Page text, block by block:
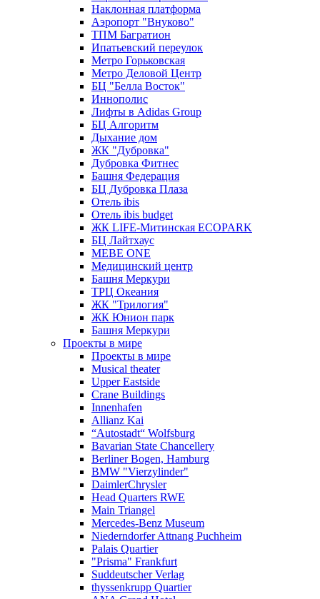
Наклонная платформа
Аэропорт "Внуково"
ТПМ Багратион
Ипатьевский переулок
Метро Горьковская
Метро Деловой Центр
БЦ "Белла Восток"
Иннополис
Лифты в Adidas Group
БЦ Алгоритм
Дыхание дом
ЖК "Дубровка"
Дубровка Фитнес
Башня Федерация
БЦ Дубровка Плаза
Отель ibis
Отель ibis budget
ЖК LIFE-Митинская ECOPARK
БЦ Лайтхаус
MEBE ONE
Медицинский центр
Башня Меркури
ТРЦ Океания
ЖК "Трилогия"
ЖК Юнион парк
Башня Меркури
Проекты в мире
Проекты в мире
Musical theater
Upper Eastside
Crane Buildings
Innenhafen
Allianz Kai
“Autostadt“ Wolfsburg
Bavarian State Chancellery
Berliner Bogen, Hamburg
BMW "Vierzylinder"
DaimlerChrysler
Head Quarters RWE
Main Triangel
Mercedes-Benz Museum
Niederndorfer Attnang Puchheim
Palais Quartier
"Prisma" Frankfurt
Suddeutscher Verlag
thyssenkrupp Quartier